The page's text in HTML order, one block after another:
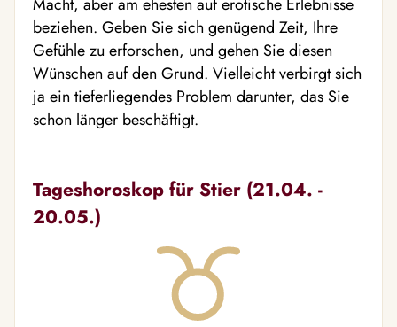
beziehen. Geben Sie sich genügend Zeit, Ihre
Gefühle zu erforschen, und gehen Sie diesen
Wünschen auf den Grund. Vielleicht verbirgt sich
ja ein tieferliegendes Problem darunter, das Sie
schon länger beschäftigt.
Tageshoroskop für Stier (21.04. -
20.05.)